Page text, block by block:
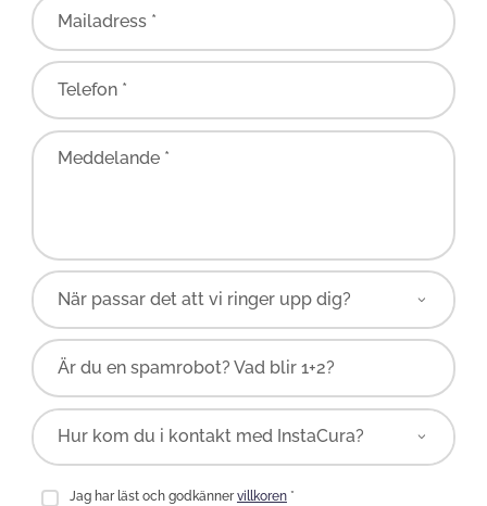
Mailadress *
Telefon *
Meddelande *
Är du en spamrobot? Vad blir 1+2?
Jag har läst och godkännervillkoren*